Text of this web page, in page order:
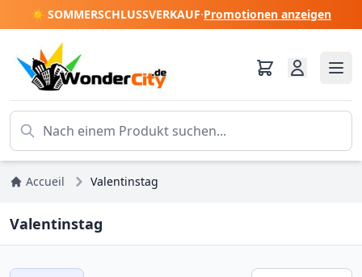
☀️ SOMMERSCHLUSSVERKAUF·Promotionen anzeigen
Accueil Valentinstag
Valentinstag